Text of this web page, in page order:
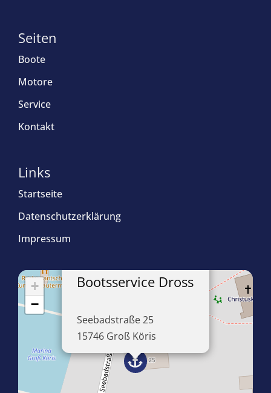
Seiten
Boote
Motore
Service
Kontakt
Links
Startseite
Datenschutzerklärung
Impressum
Bootsservice Dross
Seebadstraße 25
15746 Groß Köris
+
−